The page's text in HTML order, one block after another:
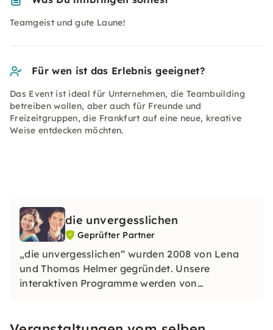
Teamgeist und gute Laune!
Für wen ist das Erlebnis geeignet?
Das Event ist ideal für Unternehmen, die Teambuilding
betreiben wollen, aber auch für Freunde und
Freizeitgruppen, die Frankfurt auf eine neue, kreative
Weise entdecken möchten.
die unvergesslichen
Geprüfter Partner
„die unvergesslichen“ wurden 2008 von Lena
und Thomas Helmer gegründet. Unsere
interaktiven Programme werden von
Raum für individuelle Momente.